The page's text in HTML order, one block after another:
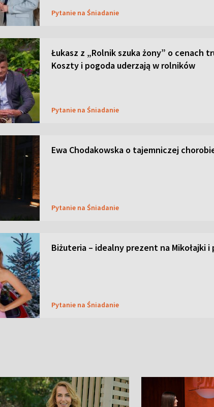
Pytanie na Śniadanie
Łukasz z „Rolnik szuka żony” o cenach
Koszty i pogoda uderzają w rolników
Pytanie na Śniadanie
Ewa Chodakowska o tajemniczej
Pytanie na Śniadanie
Biżuteria – idealny prezent na Mikołajki i
Pytanie na Śniadanie